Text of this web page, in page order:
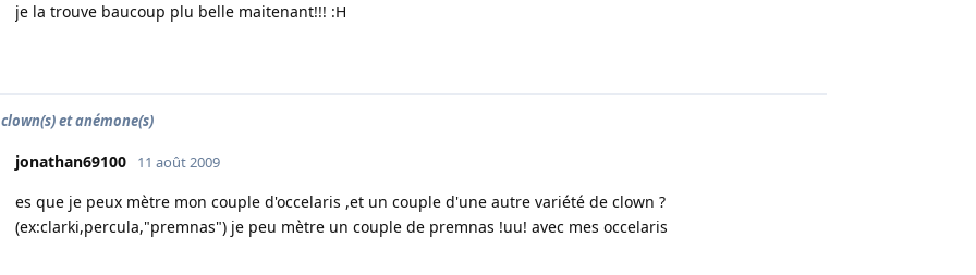
je la trouve baucoup plu belle maitenant!!! :H
et anémone(s)
jonathan69100 11 août 2009
es que je peux mètre mon couple d'occelaris ,et un couple d'une autre variété de clown ?
(ex:clarki,percula,"premnas") je peu mètre un couple de premnas !uu! avec mes occelaris